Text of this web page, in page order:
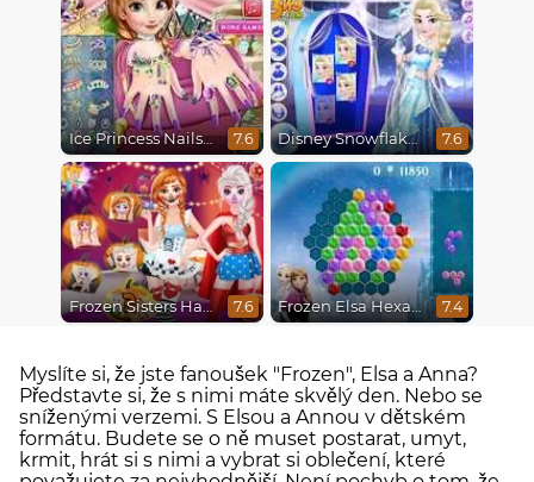
Ice Princess Nails Spa 7.6 Disney Snowflakes Winter Ball 7.6
Frozen Sisters Halloween Party 7.6 Frozen Elsa Hexagon Puzzle 7.4
Myslíte si, že jste fanoušek "Frozen", Elsa a Anna?
Představte si, že s nimi máte skvělý den. Nebo se
sníženými verzemi. S Elsou a Annou v dětském
formátu. Budete se o ně muset postarat, umyt,
krmit, hrát si s nimi a vybrat si oblečení, které